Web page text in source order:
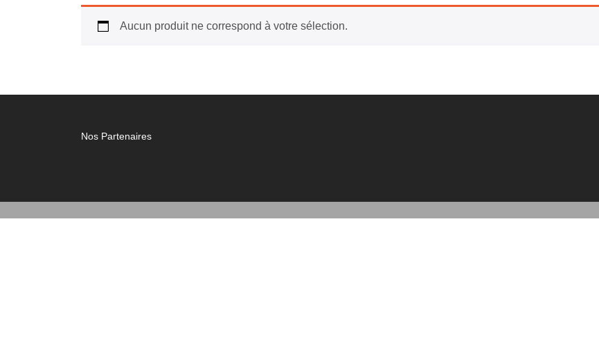
Aucun produit ne correspond à votre sélection.
Nos Partenaires